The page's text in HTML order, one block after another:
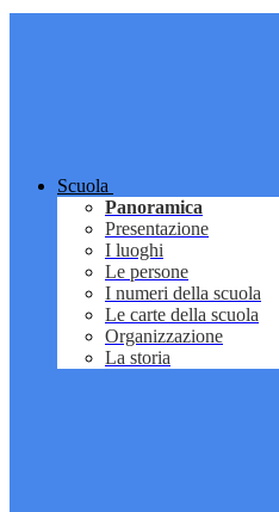
Scuola
Panoramica
Presentazione
I luoghi
Le persone
I numeri della scuola
Le carte della scuola
Organizzazione
La storia